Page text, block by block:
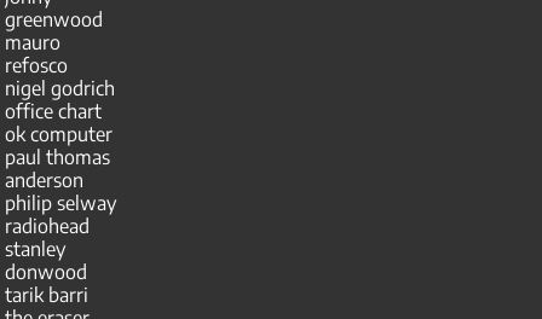
greenwood
mauro
refosco
nigel godrich
office chart
ok computer
paul thomas
anderson
philip selway
radiohead
stanley
donwood
tarik barri